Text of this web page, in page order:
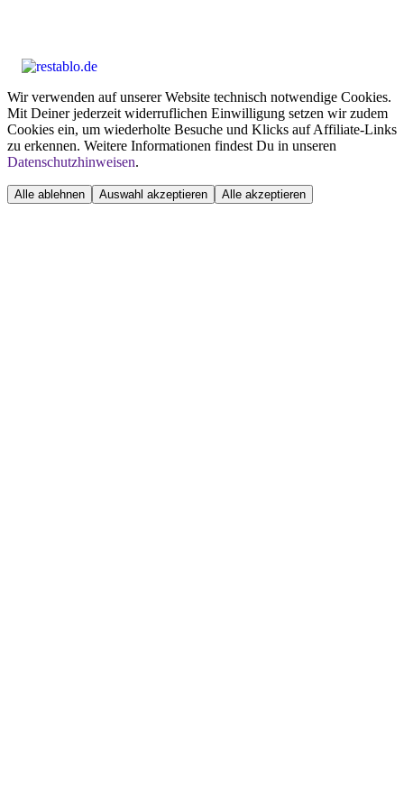
Wir verwenden auf unserer Website technisch notwendige Cookies.
Mit Deiner jederzeit widerruflichen Einwilligung setzen wir zudem
Cookies ein, um wiederholte Besuche und Klicks auf Affiliate-Links
zu erkennen. Weitere Informationen findest Du in unseren
Datenschutzhinweisen.
Alle ablehnen Auswahl akzeptieren Alle akzeptieren